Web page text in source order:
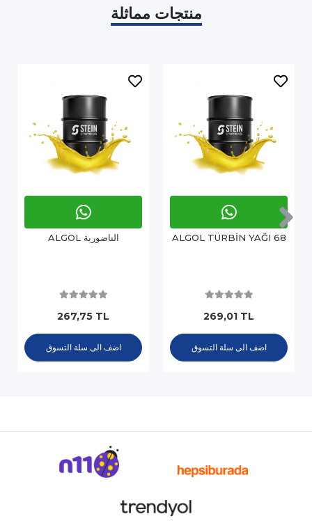
منتجات مماثلة
ALGOL الناضورية
267,75 TL
اضف الى سلة التسوق
ALGOL TÜRBİN YAĞI 68
269,01 TL
اضف الى سلة التسوق